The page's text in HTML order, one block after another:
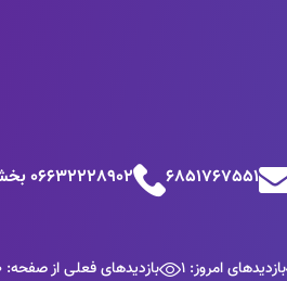
6851767551 06632228902 بخش اموزش
بازدیدهای امروز: 1 بازدیدهای فعلی از صفحه: 410